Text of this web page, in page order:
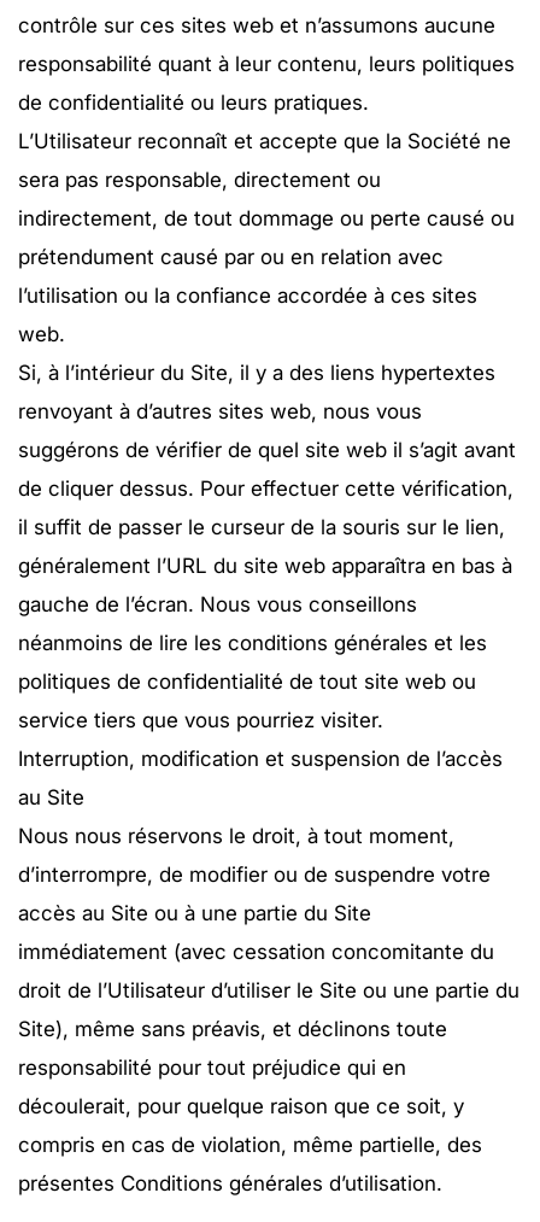
contrôle sur ces sites web et n’assumons aucune
responsabilité quant à leur contenu, leurs politiques
de confidentialité ou leurs pratiques.
L’Utilisateur reconnaît et accepte que la Société ne
sera pas responsable, directement ou
indirectement, de tout dommage ou perte causé ou
prétendument causé par ou en relation avec
l’utilisation ou la confiance accordée à ces sites
web.
Si, à l’intérieur du Site, il y a des liens hypertextes
renvoyant à d’autres sites web, nous vous
suggérons de vérifier de quel site web il s’agit avant
de cliquer dessus. Pour effectuer cette vérification,
il suffit de passer le curseur de la souris sur le lien,
généralement l’URL du site web apparaîtra en bas à
gauche de l’écran. Nous vous conseillons
néanmoins de lire les conditions générales et les
politiques de confidentialité de tout site web ou
service tiers que vous pourriez visiter.
Interruption, modification et suspension de l’accès
au Site
Nous nous réservons le droit, à tout moment,
d’interrompre, de modifier ou de suspendre votre
accès au Site ou à une partie du Site
immédiatement (avec cessation concomitante du
droit de l’Utilisateur d’utiliser le Site ou une partie du
Site), même sans préavis, et déclinons toute
responsabilité pour tout préjudice qui en
découlerait, pour quelque raison que ce soit, y
compris en cas de violation, même partielle, des
présentes Conditions générales d’utilisation.